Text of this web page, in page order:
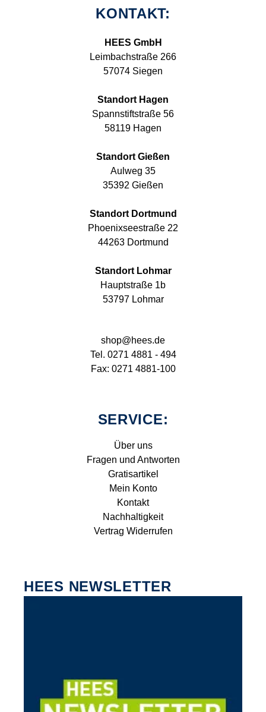
KONTAKT:
HEES GmbH
Leimbachstraße 266
57074 Siegen
Standort Hagen
Spannstiftstraße 56
58119 Hagen
Standort Gießen
Aulweg 35
35392 Gießen
Standort Dortmund
Phoenixseestraße 22
44263 Dortmund
Standort Lohmar
Hauptstraße 1b
53797 Lohmar
shop@hees.de
Tel. 0271 4881 - 494
Fax: 0271 4881-100
SERVICE:
Über uns
Fragen und Antworten
Gratisartikel
Mein Konto
Kontakt
Nachhaltigkeit
Vertrag Widerrufen
HEES NEWSLETTER